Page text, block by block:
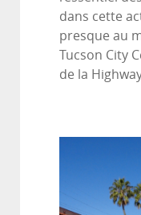
dans cette
presque au
Tucson City
de la